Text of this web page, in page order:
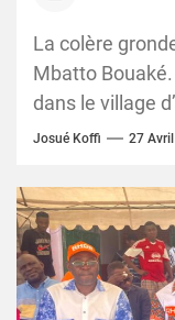
La colère
Mbatto
dans le village
les...
Josué Koffi 27